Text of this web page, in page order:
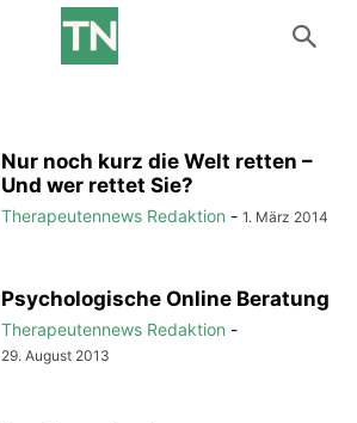
Nur noch kurz die Welt retten –
Und wer rettet Sie?
Therapeutennews Redaktion - 1. März 2014
Psychologische Online Beratung
Therapeutennews Redaktion -
29. August 2013